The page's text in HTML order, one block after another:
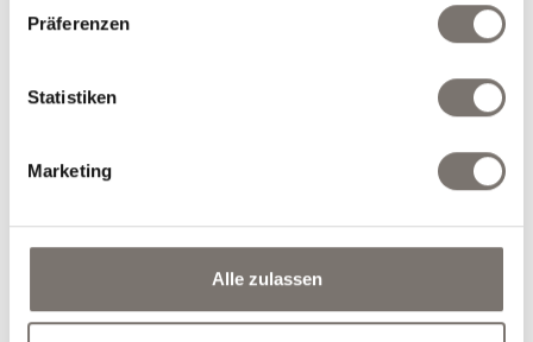
Präferenzen
Statistiken
Marketing
Alle zulassen
*
Nur Zimmer mit Frühstück
Hunde